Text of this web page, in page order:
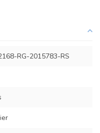
RG-2015783-RS